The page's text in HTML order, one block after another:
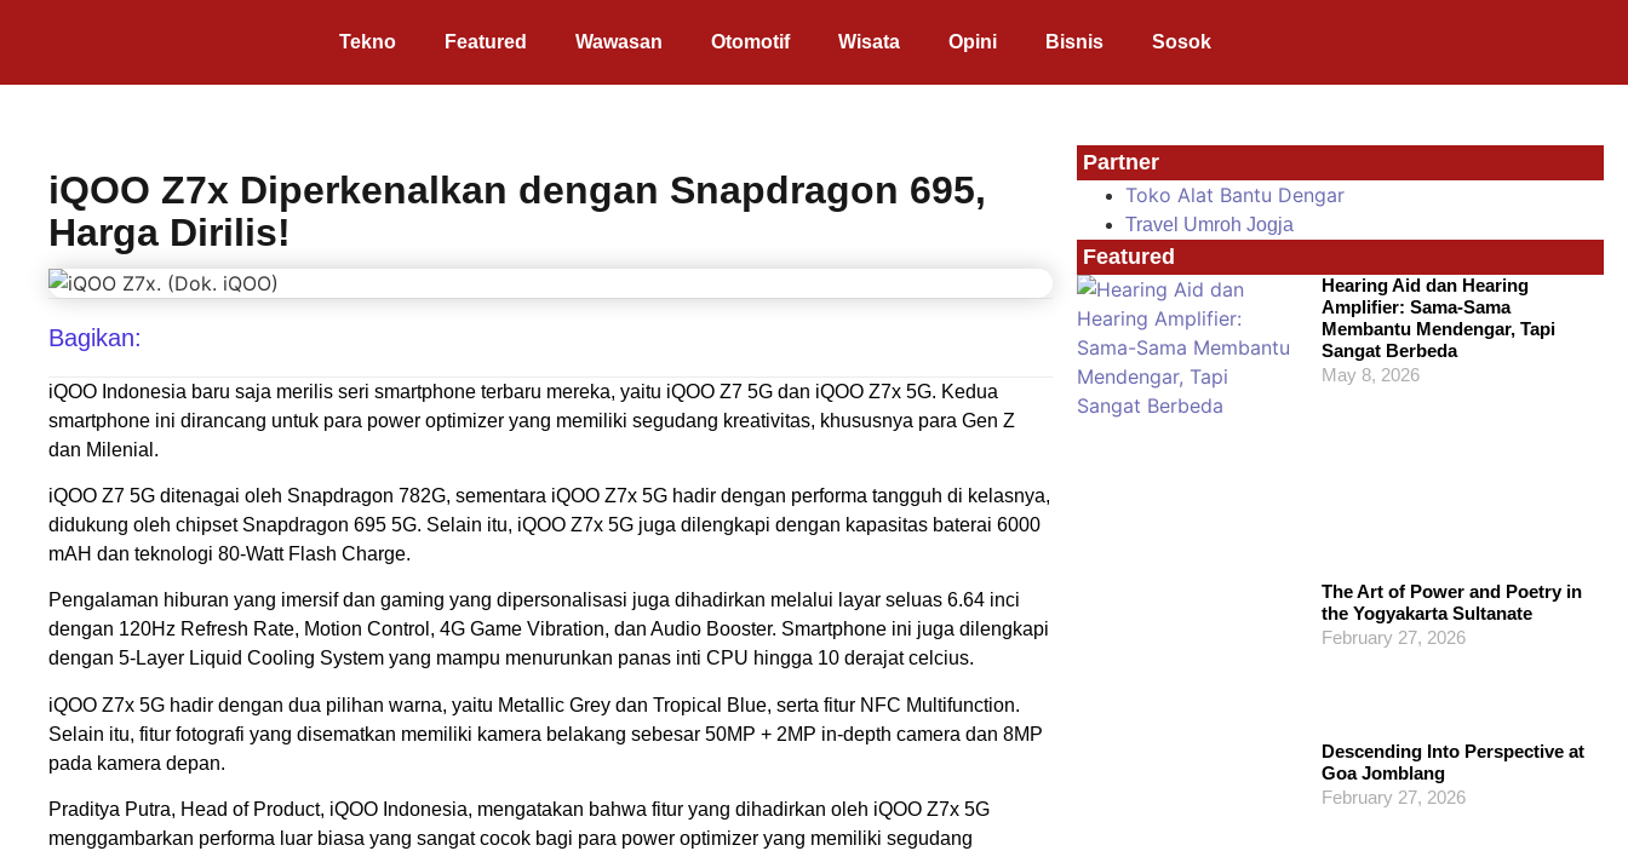
Tekno Featured Wawasan Otomotif Wisata Opini Bisnis Sosok
iQOO Z7x Diperkenalkan dengan Snapdragon 695,
Harga Dirilis!
Bagikan:
iQOO Indonesia baru saja merilis seri smartphone terbaru mereka, yaitu iQOO Z7 5G dan iQOO Z7x 5G. Kedua
smartphone ini dirancang untuk para power optimizer yang memiliki segudang kreativitas, khususnya para Gen Z
dan Milenial.
iQOO Z7 5G ditenagai oleh Snapdragon 782G, sementara iQOO Z7x 5G hadir dengan performa tangguh di kelasnya,
didukung oleh chipset Snapdragon 695 5G. Selain itu, iQOO Z7x 5G juga dilengkapi dengan kapasitas baterai 6000
mAH dan teknologi 80-Watt Flash Charge.
Pengalaman hiburan yang imersif dan gaming yang dipersonalisasi juga dihadirkan melalui layar seluas 6.64 inci
dengan 120Hz Refresh Rate, Motion Control, 4G Game Vibration, dan Audio Booster. Smartphone ini juga dilengkapi
dengan 5-Layer Liquid Cooling System yang mampu menurunkan panas inti CPU hingga 10 derajat celcius.
iQOO Z7x 5G hadir dengan dua pilihan warna, yaitu Metallic Grey dan Tropical Blue, serta fitur NFC Multifunction.
Selain itu, fitur fotografi yang disematkan memiliki kamera belakang sebesar 50MP + 2MP in-depth camera dan 8MP
pada kamera depan.
Praditya Putra, Head of Product, iQOO Indonesia, mengatakan bahwa fitur yang dihadirkan oleh iQOO Z7x 5G
menggambarkan performa luar biasa yang sangat cocok bagi para power optimizer yang memiliki segudang
Partner
Toko Alat Bantu Dengar
Travel Umroh Jogja
Featured
Hearing Aid dan Hearing
Amplifier: Sama-Sama
Membantu Mendengar, Tapi
Sangat Berbeda
May 8, 2026
The Art of Power and Poetry in
the Yogyakarta Sultanate
February 27, 2026
Descending Into Perspective at
Goa Jomblang
February 27, 2026